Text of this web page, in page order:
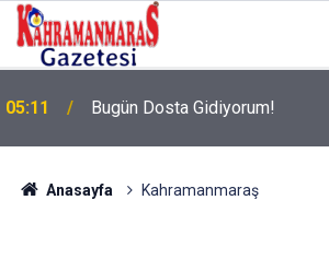
05:11 Bugün Dosta Gidiyorum!
Anasayfa Kahramanmaraş